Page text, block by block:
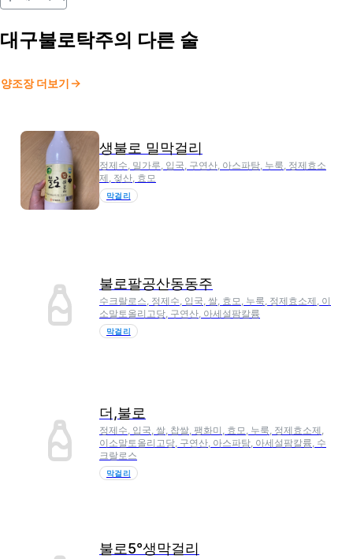
대구불로탁주의 다른 술
양조장 더보기
생불로 밀막걸리
정제수, 밀가루, 입국, 구연산, 아스파탐, 누룩, 정제효소
제, 젖산, 효모
막걸리
불로팔공산동동주
수크랄로스, 정제수, 입국, 쌀, 효모, 누룩, 정제효소제, 이
소말토올리고당, 구연산, 아세설팜칼륨
막걸리
더,불로
정제수, 입국, 쌀, 찹쌀, 팽화미, 효모, 누룩, 정제효소제,
이소말토올리고당, 구연산, 아스파탐, 아세설팜칼륨, 수
크랄로스
막걸리
불로5°생막걸리